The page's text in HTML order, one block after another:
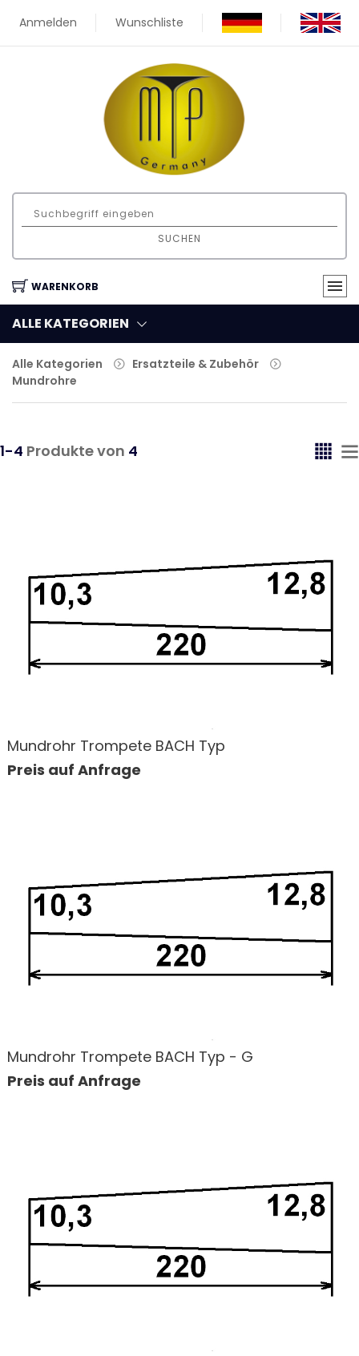
Anmelden Wunschliste
SUCHEN
WARENKORB
ALLE KATEGORIEN
Alle Kategorien
Ersatzteile & Zubehör
Mundrohre
1-4 Produkte von 4
Mundrohr Trompete BACH Typ
Preis auf Anfrage
Mundrohr Trompete BACH Typ - G
Preis auf Anfrage